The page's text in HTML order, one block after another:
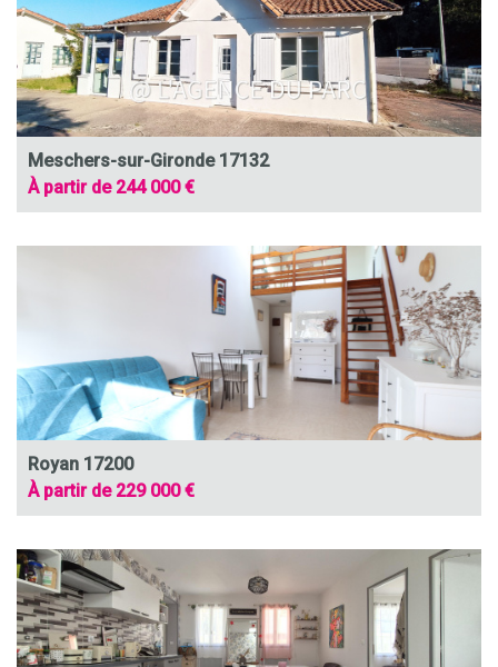
Meschers-sur-Gironde 17132
À partir de 244 000 €
Royan 17200
À partir de 229 000 €